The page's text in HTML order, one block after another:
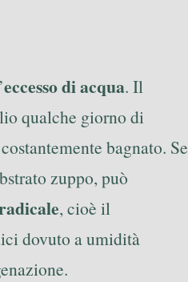
eccesso di acqua. Il
qualche giorno di
bagnato. Se
zuppo, può
, cioè il
dovuto a umidità